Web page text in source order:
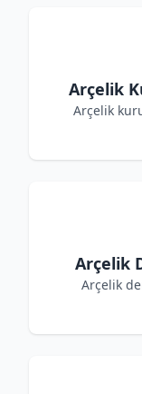
Arçelik
Arçelik
Arçelik
Arçelik